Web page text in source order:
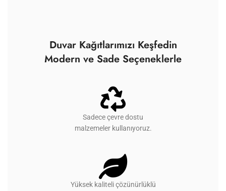
Duvar Kağıtlarımızı Keşfedin
Modern ve Sade Seçeneklerle
Sadece çevre dostu
malzemeler kullanıyoruz.
Yüksek kaliteli çözünürlüklü